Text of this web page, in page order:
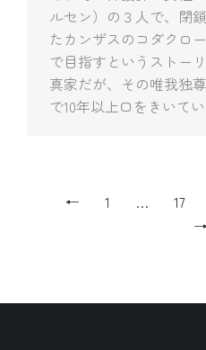
ルセン）の３人で、閉
たカンザスのコダクロ
で目指すというストー
真家だが、その唯我独
で10年以上口をきいて
← 1 … 17
→